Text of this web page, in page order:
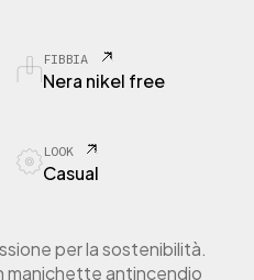
FIBBIA
Nera nikel free
LOOK
Casual
per la sostenibilità.
manichette antincendio